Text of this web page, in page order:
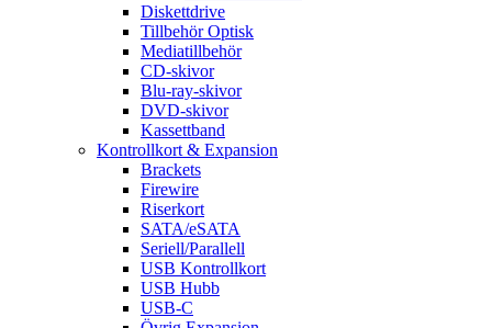
Diskettdrive
Tillbehör Optisk
Mediatillbehör
CD-skivor
Blu-ray-skivor
DVD-skivor
Kassettband
Kontrollkort & Expansion
Brackets
Firewire
Riserkort
SATA/eSATA
Seriell/Parallell
USB Kontrollkort
USB Hubb
USB-C